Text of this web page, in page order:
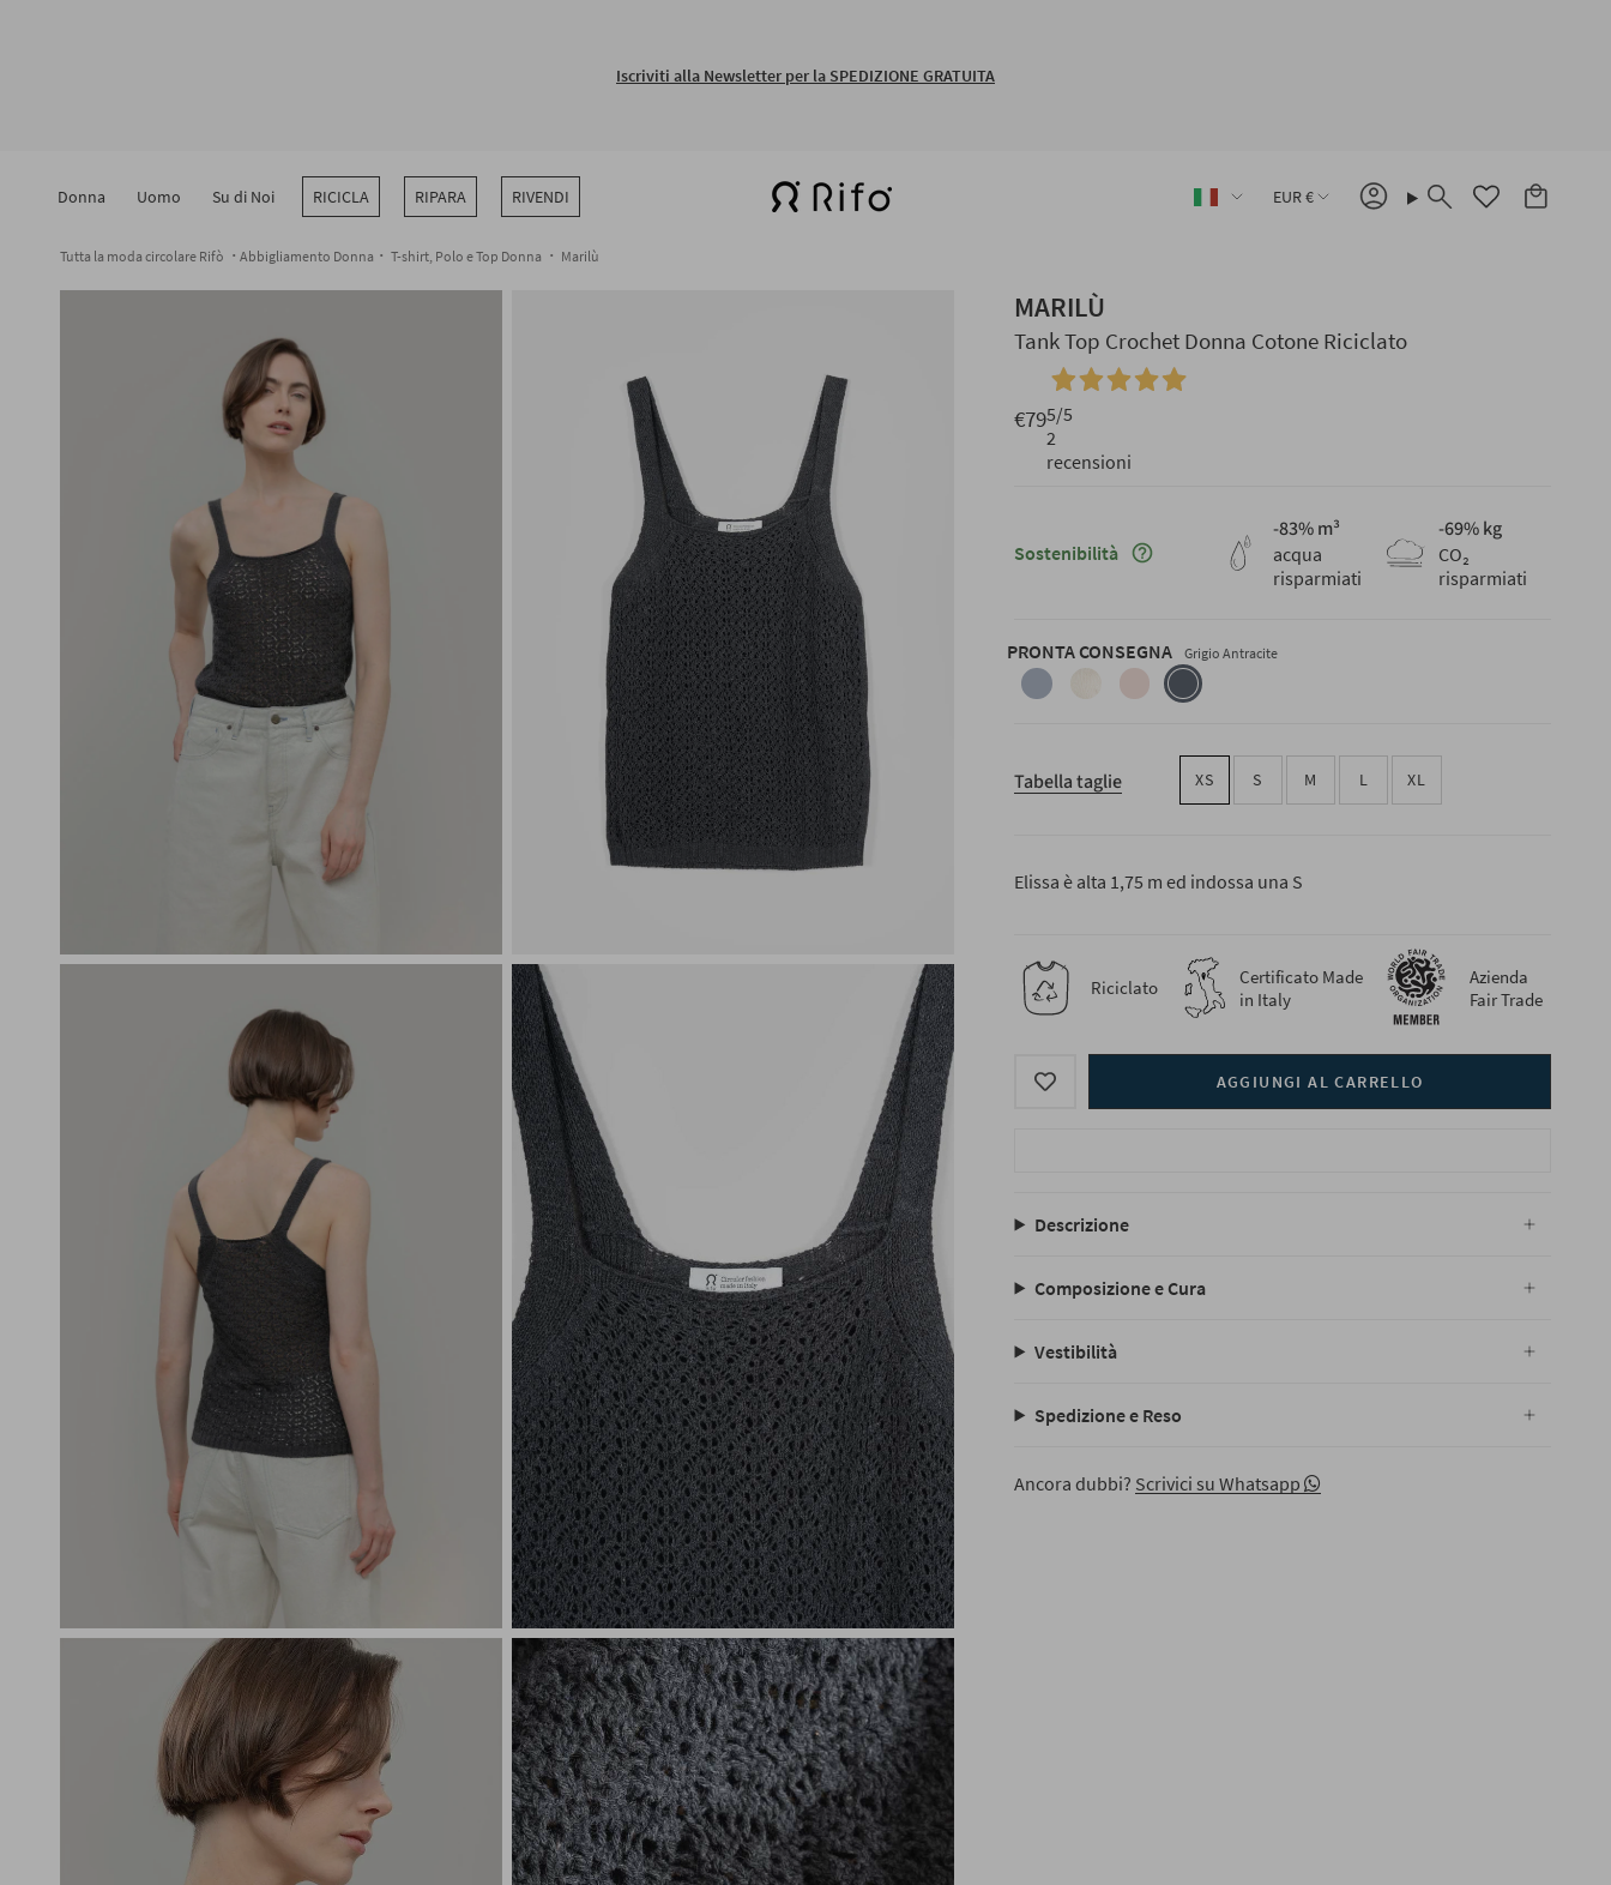
Spedizione gratuita per tutti gli ordini sopra i 150€
Donna Uomo Su di Noi RICICLA RIPARA RIVENDI Lingua ValutaEUR € AccountCerca
Tutta la moda circolare Rifò Abbigliamento Donna T-shirt, Polo e Top Donna Marilù
MARILÙ
Tank Top Crochet Donna Cotone Riciclato
€795/5
2
recensioni
Sostenibilità
Maggiori informazioni sulla sostenibilità
-83% m³
acqua
risparmiati
-69% kg
CO₂
risparmiati
PRONTA CONSEGNA Grigio Antracite
blu-
indigo
bianco-rosa-
tulle
grigio-
antracite
Tabella taglie XS S M L XL
Elissa è alta 1,75 m ed indossa una S
Riciclato
Certificato Made
in Italy
Azienda
Fair Trade
AGGIUNGI AL CARRELLO
Descrizione
Composizione e Cura
Vestibilità
Spedizione e Reso
Ancora dubbi? Scrivici su Whatsapp